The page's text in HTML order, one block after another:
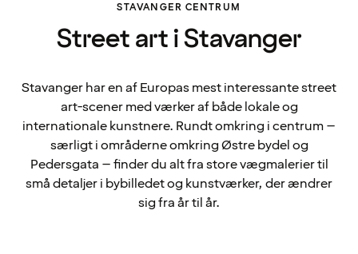
STAVANGER CENTRUM
Street art i Stavanger
Stavanger har en af Europas mest interessante street
art-scener med værker af både lokale og
internationale kunstnere. Rundt omkring i centrum –
særligt i områderne omkring Østre bydel og
Pedersgata – finder du alt fra store vægmalerier til
små detaljer i bybilledet og kunstværker, der ændrer
sig fra år til år.